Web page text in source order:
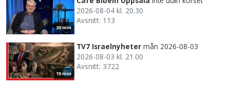
30 min
2026-08-04 kl. 20.30
Avsnitt: 113
15 min
TV7 Israelnyheter mån 2026-08-03
2026-08-03 kl. 21.00
Avsnitt: 3722